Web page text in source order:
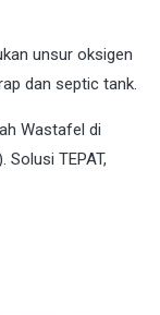
unsur oksigen
dan septic tank.